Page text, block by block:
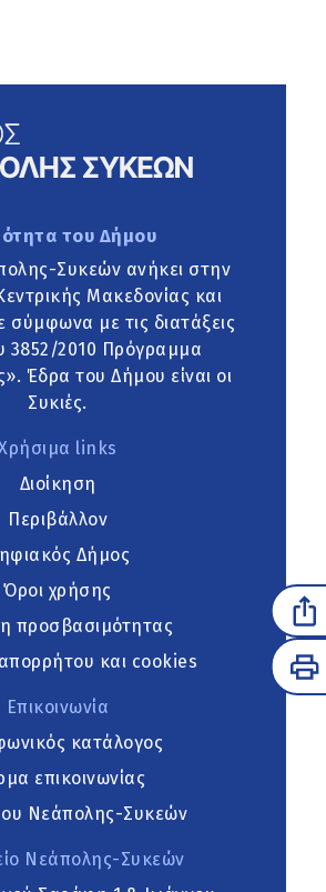
του Δήμου
Συκεών ανήκει στην
Μακεδονίας και
σύμφωνα με τις διατάξεις
3852/2010 Πρόγραμμα
Έδρα του Δήμου είναι οι
Συκιές.
links
Διοίκηση
Περιβάλλον
Δήμος
Όροι χρήσης
προσβασιμότητας
και cookies
Επικοινωνία
κατάλογος
επικοινωνίας
Νεάπολης-Συκεών
Νεάπολης-Συκεών